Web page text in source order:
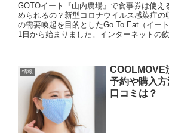
GOTOイート『山内農場』で食事券は使え
められるの？新型コロナウイルス感染症の
の需要喚起を目的としたGo To Eat（イー
1日から始まりました。インターネットの
情報
COOLMOVE
予約や購入
口コミは？